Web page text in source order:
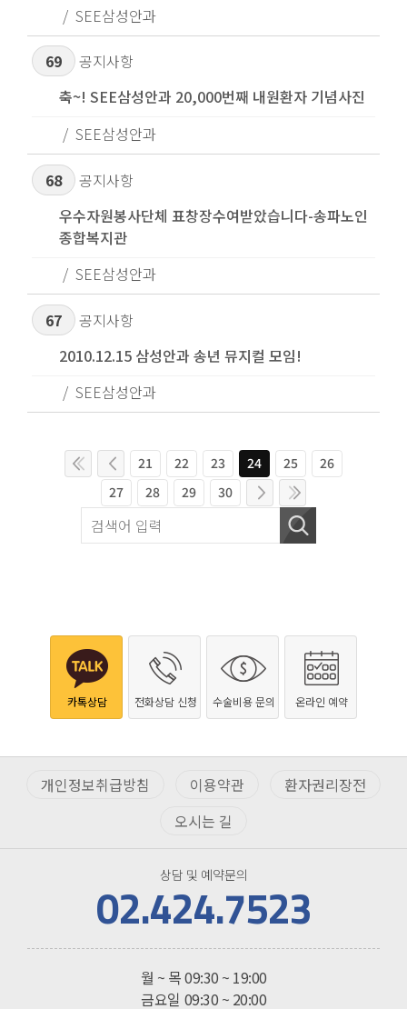
SEE삼성안과
69
공지사항
축~! SEE삼성안과 20,000번째 내원환자 기념사진
SEE삼성안과
68
공지사항
우수자원봉사단체 표창장수여받았습니다-송파노인
종합복지관
SEE삼성안과
67
공지사항
2010.12.15 삼성안과 송년 뮤지컬 모임!
SEE삼성안과
21 22 23 24 25
26
27
28 29 30
카톡상담 전화상담 신청 수술비용 문의 온라인 예약
개인정보취급방침 이용약관
환자권리장전
오시는 길
상담 및 예약문의
02.424.7523
진료시간
월 ~ 목09:30 ~ 19:00
금요일 09:30 ~ 20:00